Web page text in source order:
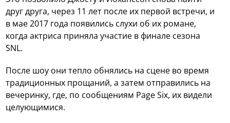
друг друга, через 11 лет после их первой встречи, и
в мае 2017 года появились слухи об их романе,
когда актриса приняла участие в финале сезона
SNL.
После шоу они тепло обнялись на сцене во время
традиционных прощаний, а затем отправились на
вечеринку, где, по сообщениям Page Six, их видели
целующимися.